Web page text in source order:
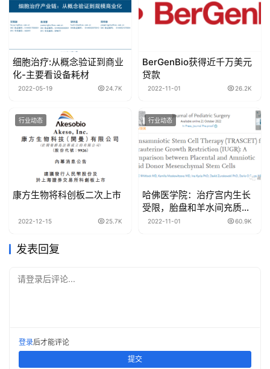
细胞治疗:从概念验证到商业
化-主要看设备耗材
2022-05-19 24.7K
BerGenBio获得近千万美元
贷款
2022-11-01 26.2K
行业动态
康方生物将科创板二次上市
2022-12-15 25.7K
行业动态
哈佛医学院：治疗宫内生长
受限，胎盘和羊水间充质干
细胞的比较
2022-11-01 60.9K
发表回复
请登录后评论...
登录后才能评论
提交